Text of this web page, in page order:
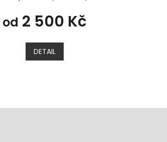
od 2 500 Kč
DETAIL